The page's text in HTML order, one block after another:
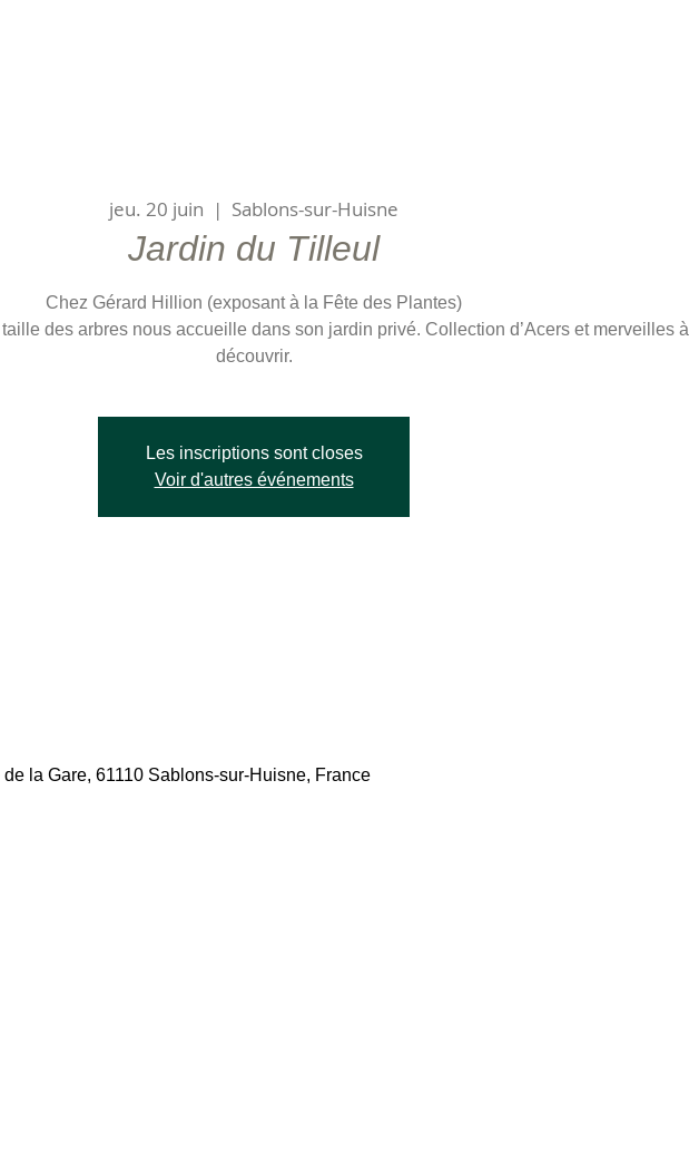
jeu. 20 juin
  |
Sablons-sur-Huisne
Jardin du Tilleul
Chez Gérard Hillion (exposant à la Fête des Plantes)
des arbres nous accueille dans son jardin privé. Collection d’Acers et merveilles à
découvrir.
Les inscriptions sont closes
Voir d'autres événements
la Gare, 61110 Sablons-sur-Huisne, France